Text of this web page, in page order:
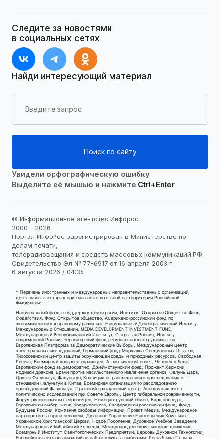
Следите за новостями
в социальных сетях
Найди интересующий материал
Поиск по сайту
Увидели орфографическую ошибку
Выделите её мышью и нажмите Ctrl+Enter
© Информационное агентство Инфорос
2000 – 2026
Портал ИнфоРос зарегистрирован в Министерстве по
делам печати,
телерадиовещания и средств массовых коммуникаций РФ.
Свидетельство Эл № 77-6917 от 16 апреля 2003 г.
6 августа 2026 / 04:35